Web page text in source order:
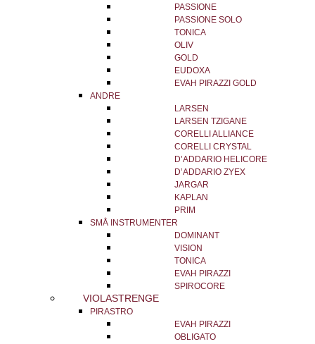
PASSIONE
PASSIONE SOLO
TONICA
OLIV
GOLD
EUDOXA
EVAH PIRAZZI GOLD
ANDRE
LARSEN
LARSEN TZIGANE
CORELLI ALLIANCE
CORELLI CRYSTAL
D’ADDARIO HELICORE
D’ADDARIO ZYEX
JARGAR
KAPLAN
PRIM
SMÅ INSTRUMENTER
DOMINANT
VISION
TONICA
EVAH PIRAZZI
SPIROCORE
VIOLASTRENGE
PIRASTRO
EVAH PIRAZZI
OBLIGATO